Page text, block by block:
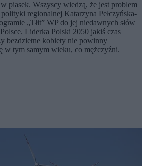
piasek. Wszyscy wiedzą, że jest problem
regionalnej Katarzyna Pełczyńska-
„Tłit” WP do jej niedawnych słów
Liderka Polski 2050 jakiś czas
bezdzietne kobiety nie powinny
w tym samym wieku, co mężczyźni.